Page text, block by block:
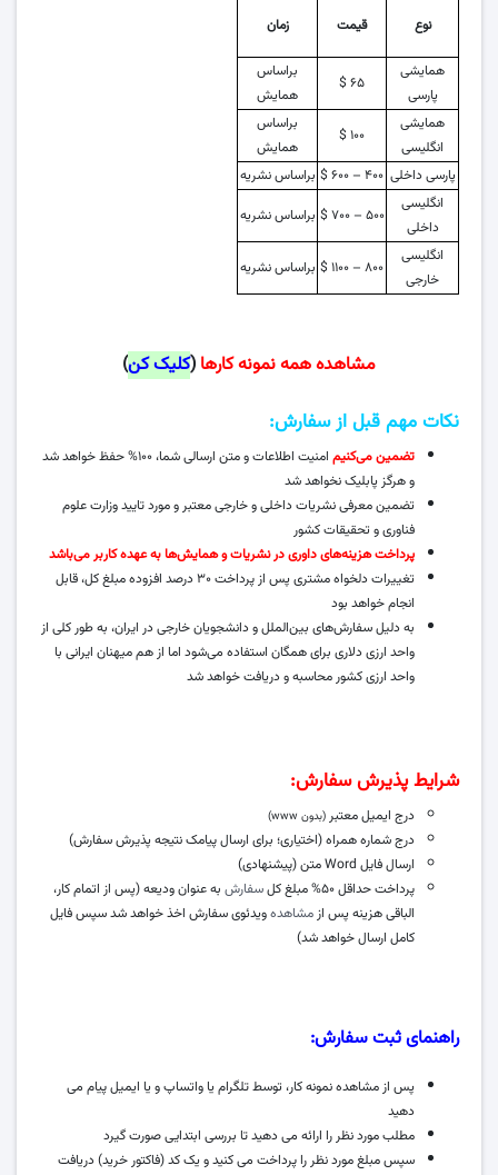
نوع قیمت زمان
همایشی
پارسی
۶۵ $
براساس
همایش
همایشی
انگلیسی
۱۰۰ $
براساس
همایش
پارسی داخلی ۴۰۰ – ۶۰۰ $
براساس نشریه
انگلیسی
داخلی
۵۰۰ – ۷۰۰ $
براساس نشریه
انگلیسی
خارجی
۸۰۰ – ۱۱۰۰ $ براساس نشریه
مشاهده همه نمونه‌ کارها (کلیک کن)
نکات مهم قبل از سفارش:
تضمین می‌کنیم
امنیت اطلاعات و متن ارسالی شما، ۱۰۰% حفظ خواهد شد
و هرگز پابلیک نخواهد شد
تضمین معرفی نشریات داخلی و خارجی معتبر و مورد تایید وزارت علوم
فناوری و تحقیقات کشور
پرداخت هزینه‌های داوری در نشریات و همایش‌ها به عهده کاربر می‌باشد
تغییرات دلخواه مشتری پس از پرداخت ۳۰ درصد افزوده مبلغ کل، قابل
انجام خواهد بود
به دلیل سفارش‌های بین‌الملل و دانشجویان خارجی در ایران، به طور کلی از
واحد ارزی دلاری برای همگان استفاده می‌‌شود اما از هم میهنان ایرانی با
واحد ارزی کشور محاسبه و دریافت خواهد شد
شرایط پذیرش سفارش:
درج ایمیل معتبر (بدون www)
درج شماره همراه (اختیاری؛ برای ارسال پیامک نتیجه پذیرش سفارش)
ارسال فایل Word متن (پیشنهادی)
پرداخت حداقل ۵۰% مبلغ کل
سفارش به عنوان ودیعه (پس از اتمام کار،
الباقی هزینه پس از مشاهدهویدئوی سفارش اخذ خواهد شد سپس فایل
کامل ارسال خواهد شد)
راهنمای ثبت سفارش:
پس از مشاهده نمونه کار، توسط تلگرام یا واتساپ و یا ایمیل پیام می‌
دهید
مطلب مورد نظر را ارائه می‌ دهید تا بررسی ابتدایی صورت گیرد
سپس مبلغ مورد نظر را پرداخت می‌ کنید و یک کد (فاکتور خرید) دریافت